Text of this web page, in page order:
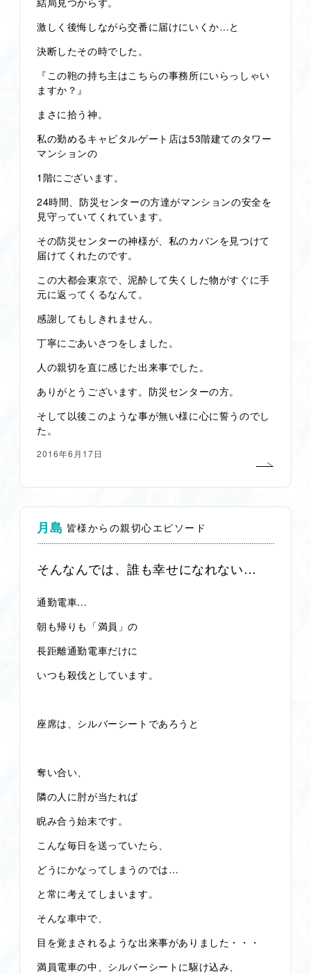
激しく後悔しながら交番に届けにいくか…と
決断したその時でした。
『この鞄の持ち主はこちらの事務所にいらっしゃい
ますか？』
まさに拾う神。
私の勤めるキャピタルゲート店は53階建てのタワー
マンションの
1階にございます。
24時間、防災センターの方達がマンションの安全を
見守っていてくれています。
その防災センターの神様が、私のカバンを見つけて
届けてくれたのです。
この大都会東京で、泥酔して失くした物がすぐに手
元に返ってくるなんて。
感謝してもしきれません。
丁寧にごあいさつをしました。
人の親切を直に感じた出来事でした。
ありがとうございます。防災センターの方。
そして以後このような事が無い様に心に誓うのでし
た。
2016年6月17日
月島 皆様からの親切心エピソード
そんなんでは、誰も幸せになれない…
通勤電車...
朝も帰りも「満員」の
長距離通勤電車だけに
いつも殺伐としています。
座席は、シルバーシートであろうと
奪い合い、
隣の人に肘が当たれば
睨み合う始末です。
こんな毎日を送っていたら、
どうにかなってしまうのでは…
と常に考えてしまいます。
そんな車中で、
目を覚まされるような出来事がありました・・・
満員電車の中、シルバーシートに駆け込み、